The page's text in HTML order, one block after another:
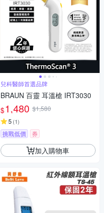
兒科醫師首選品牌
BRAUN 百靈 耳溫槍 IRT3030
$1,480 $1,580
5 (1)
挑戰低價 券
加入購物車